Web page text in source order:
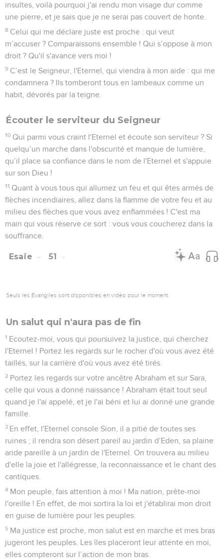
insultes, voilà pourquoi j'ai rendu mon visage dur comme
une pierre, et je sais que je ne serai pas couvert de honte.
8 Celui qui me déclare juste est proche : qui veut
m’accuser ? Comparaissons ensemble ! Qui s’oppose à mon
droit ? Qu'il s'avance vers moi !
9 C’est le Seigneur, l'Eternel, qui viendra à mon aide : qui me
condamnera ? Ils tomberont tous en lambeaux comme un
habit, dévorés par la teigne.
Écouter le serviteur du Seigneur
10 Qui parmi vous craint l'Eternel et écoute son serviteur ? Si
quelqu’un marche dans l'obscurité et manque de lumière,
qu’il place sa confiance dans le nom de l'Eternel et s'appuie
sur son Dieu !
11 Quant à vous tous qui allumez un feu et qui êtes armés de
flèches incendiaires, allez dans la flamme de votre feu et au
milieu des flèches que vous avez enflammées ! C'est ma
main qui vous réserve ce sort : vous vous coucherez dans la
souffrance.
Esaïe 51
Seuls les Évangiles sont disponibles en vidéo pour le moment.
Un salut qui n'aura pas de fin
1 Ecoutez-moi, vous qui poursuivez la justice, qui cherchez
l'Eternel ! Portez les regards sur le rocher d'où vous avez été
taillés, sur la carrière d'où vous avez été tirés.
2 Portez les regards sur votre ancêtre Abraham et sur Sara,
celle qui vous a donné naissance ! Abraham était tout seul
quand je l'ai appelé, et je l'ai béni et lui ai donné une grande
famille.
3 En effet, l'Eternel console Sion, il a pitié de toutes ses
ruines ; il rendra son désert pareil au jardin d’Eden, sa plaine
aride pareille à un jardin de l'Eternel. On trouvera au milieu
d'elle la joie et l'allégresse, la reconnaissance et le chant des
cantiques.
4 Mon peuple, fais attention à moi ! Ma nation, prête-moi
l'oreille ! En effet, de moi sortira la loi et j'établirai mon droit
en guise de lumière pour les peuples.
5 Ma justice est proche, mon salut est en marche et mes bras
jugeront les peuples. Les îles placeront leur attente en moi,
elles compteront sur l’action de mon bras.